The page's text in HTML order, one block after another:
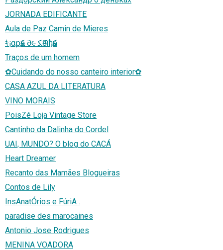
JORNADA EDIFICANTE
Aula de Paz Camin de Mieres
ｷ¡αքѳﻜ ∂૯ ﻜѳՊђѳﻜ
Traços de um homem
✿Cuidando do nosso canteiro interior✿
CASA AZUL DA LITERATURA
VINO MORAIS
PoisZé Loja Vintage Store
Cantinho da Dalinha do Cordel
UAI, MUNDO? O blog do CACÁ
Heart Dreamer
Recanto das Mamães Blogueiras
Contos de Lily
InsAnatÓrios e FúriA .
paradise des marocaines
Antonio Jose Rodrigues
MENINA VOADORA